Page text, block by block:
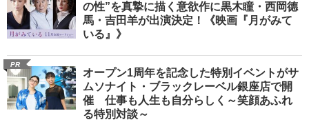
の性”を真摯に描く意欲作に黒木瞳・西岡德
馬・吉田羊が出演決定！《映画『月がみて
いる』》
PR
オープン1周年を記念した特別イベントがサ
ムソナイト・ブラックレーベル銀座店で開
催 仕事も人生も自分らしく～笑顔あふれ
る特別対談～